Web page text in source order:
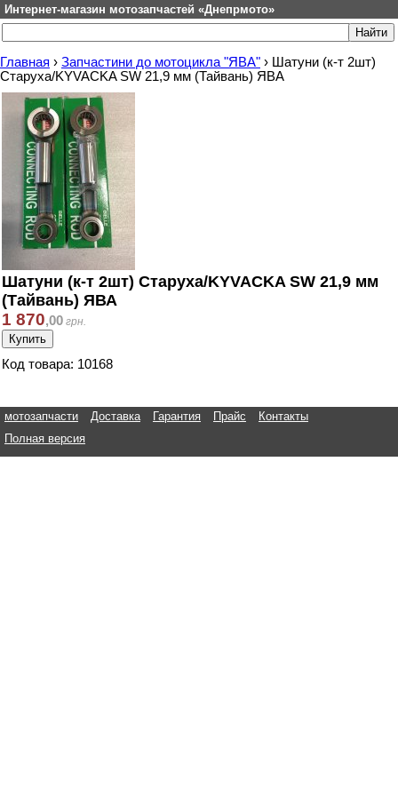
Интернет-магазин мотозапчастей «Днепрмото»
Главная › Запчастини до мотоцикла "ЯВА" › Шатуни (к-т 2шт)
Старуха/KYVACKA SW 21,9 мм (Тайвань) ЯВА
Шатуни (к-т 2шт) Старуха/KYVACKA SW 21,9 мм
(Тайвань) ЯВА
1 870,00 грн.
Код товара: 10168
мотозапчасти Доставка Гарантия Прайс
Контакты
Полная версия